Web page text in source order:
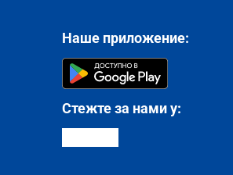
Наше приложение:
Стежте за нами у: